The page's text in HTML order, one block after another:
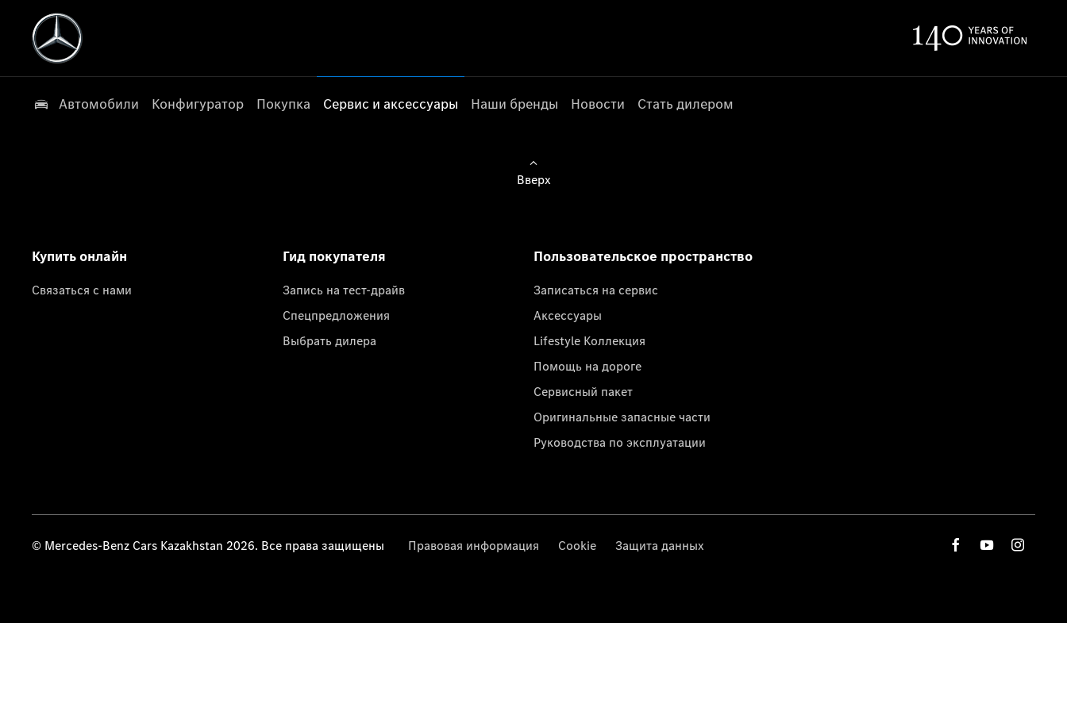
Автомобили Конфигуратор Покупка Сервис и аксессуары Наши бренды Новости Стать дилером
Вверх
Купить онлайн
Связаться с нами
Гид покупателя
Запись на тест-драйв
Спецпредложения
Выбрать дилера
Пользовательское пространство
Записаться на сервис
Аксессуары
Lifestyle Коллекция
Помощь на дороге
Сервисный пакет
Оригинальные запасные части
Руководства по эксплуатации
© Mercedes-Benz Cars Kazakhstan 2026. Все права защищены Правовая информация Cookie Защита данных